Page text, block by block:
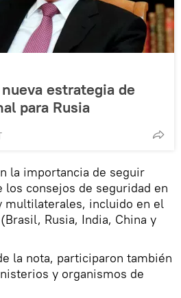
estrategia de
para Rusia
la importancia de seguir
los consejos de seguridad en
multilaterales, incluido en el
(Brasil, Rusia, India, China y
la nota, participaron también
y organismos de